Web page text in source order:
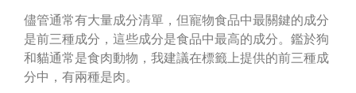
儘管通常有大量成分清單，但寵物食品中最關鍵的成分
是前三種成分，這些成分是食品中最高的成分。鑑於狗
和貓通常是食肉動物，我建議在標籤上提供的前三種成
分中，有兩種​​是肉。